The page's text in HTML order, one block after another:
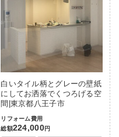
白いタイル柄とグレーの壁紙
にしてお洒落でくつろげる空
間|東京都八王子市
リフォーム費用
総額224,000円